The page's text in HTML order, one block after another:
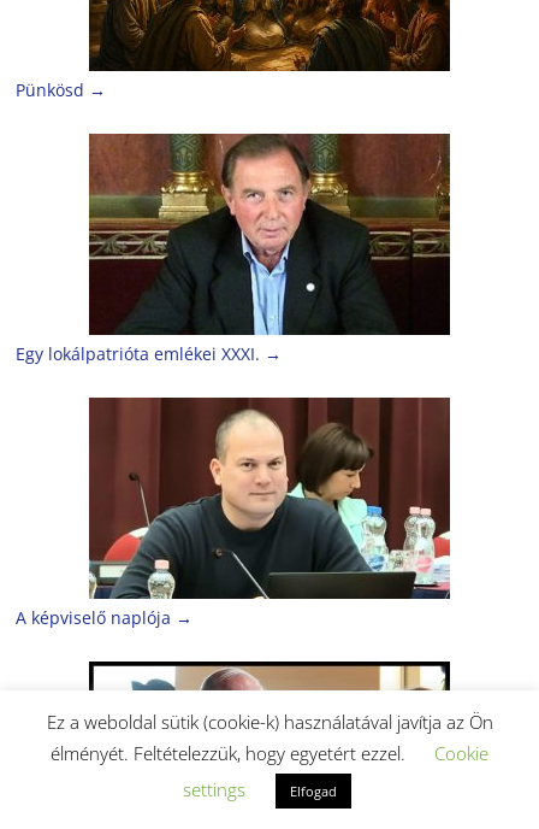
Pünkösd →
Egy lokálpatrióta emlékei XXXI. →
A képviselő naplója →
Ez a weboldal sütik (cookie-k) használatával javítja az Ön
élményét. Feltételezzük, hogy egyetért ezzel.
Cookie
settings
Elfogad